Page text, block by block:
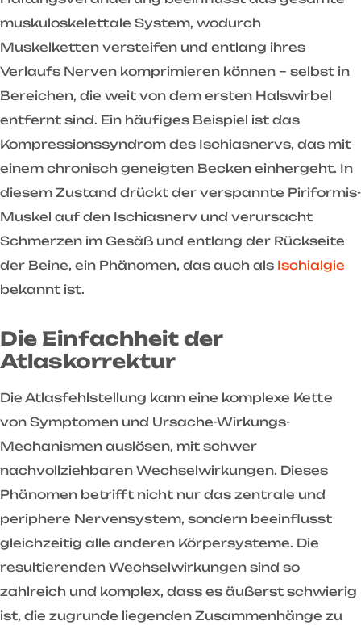
muskuloskelettale System, wodurch
Muskelketten versteifen und entlang ihres
Verlaufs Nerven komprimieren können – selbst in
Bereichen, die weit von dem ersten Halswirbel
entfernt sind. Ein häufiges Beispiel ist das
Kompressionssyndrom des Ischiasnervs, das mit
einem chronisch geneigten Becken einhergeht. In
diesem Zustand drückt der verspannte Piriformis-
Muskel auf den Ischiasnerv und verursacht
Schmerzen im Gesäß und entlang der Rückseite
der Beine, ein Phänomen, das auch als Ischialgie
bekannt ist.
Die Einfachheit der
Atlaskorrektur
Die Atlasfehlstellung kann eine komplexe Kette
von Symptomen und Ursache-Wirkungs-
Mechanismen auslösen, mit schwer
nachvollziehbaren Wechselwirkungen. Dieses
Phänomen betrifft nicht nur das zentrale und
periphere Nervensystem, sondern beeinflusst
gleichzeitig alle anderen Körpersysteme. Die
resultierenden Wechselwirkungen sind so
zahlreich und komplex, dass es äußerst schwierig
ist, die zugrunde liegenden Zusammenhänge zu